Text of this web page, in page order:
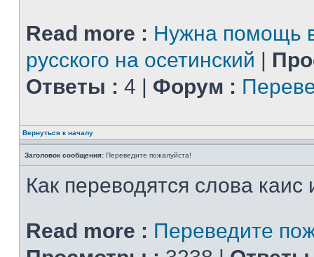
Read more : Нужна помощь
русского на осетинский |
Ответы : 4 | Форум :
Вернуться к началу
Заголовок сообщения: Переведите пожалуйста!
Как переводятся слова каис
Read more : Переведите